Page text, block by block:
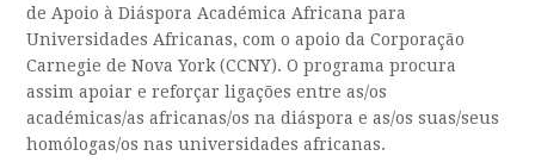
de Apoio à Diáspora Académica Africana para
Universidades Africanas, com o apoio da Corporação
Carnegie de Nova York (CCNY). O programa procura
assim apoiar e reforçar ligações entre as/os
académicas/as africanas/os na diáspora e as/os suas/seus
homólogas/os nas universidades africanas.